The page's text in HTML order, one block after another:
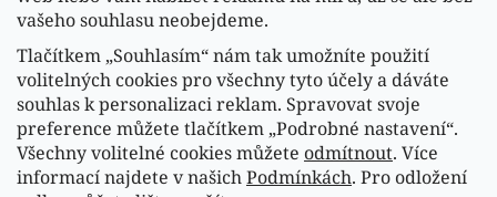
vašeho souhlasu neobejdeme.
Tlačítkem „Souhlasím“ nám tak umožníte použití
volitelných cookies pro všechny tyto účely a dáváte
souhlas k personalizaci reklam. Spravovat svoje
preference můžete tlačítkem „Podrobné nastavení“.
Všechny volitelné cookies můžete odmítnout. Více
informací najdete v našichPodmínkách. Pro odložení
Sledovat na Instagramu
Náš FACEBOOK